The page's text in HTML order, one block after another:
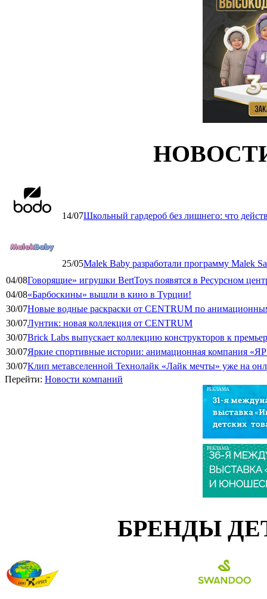
14/07Школьный гардероб без лишнего: что
25/05Malek Baby разработали программу Malek
04/08Говорящие» игрушки BertToys появятся в Ресурсном
04/08«Барбоскины» вышли в кино в Турции!
30/07Новые водные раскраски от CENTRUM по
30/07Лунтик: новая коллекция от CENTRUM
30/07Brick Labs выпускает коллекцию конструкторов к
30/07Яркие спортивные истории: анимационная компания
30/07Клип метавселенной Технолайк «Лайк мечты» уже на
Перейти: Новости компаний
РЕКЛАМА
РЕКЛАМА
БРЕНДЫ